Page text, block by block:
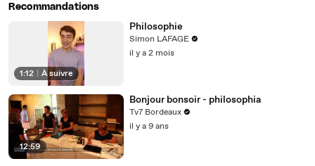
Recommandations
1:12 À suivre
Philosophie
Simon LAFAGE
il y a 2 mois
12:59
Bonjour bonsoir - philosophia
Tv7 Bordeaux
il y a 9 ans